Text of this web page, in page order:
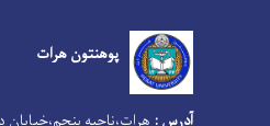
پوهنتون هرات